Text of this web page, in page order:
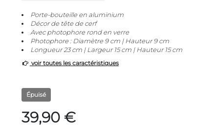
Porte-bouteille en aluminium
Décor de tête de cerf
Avec photophore rond en verre
Photophore : Diamètre 9 cm | Hauteur 9 cm
Longueur 23 cm | Largeur 15 cm | Hauteur 15 cm
voir toutes les caractéristiques
Épuisé
39,90 €